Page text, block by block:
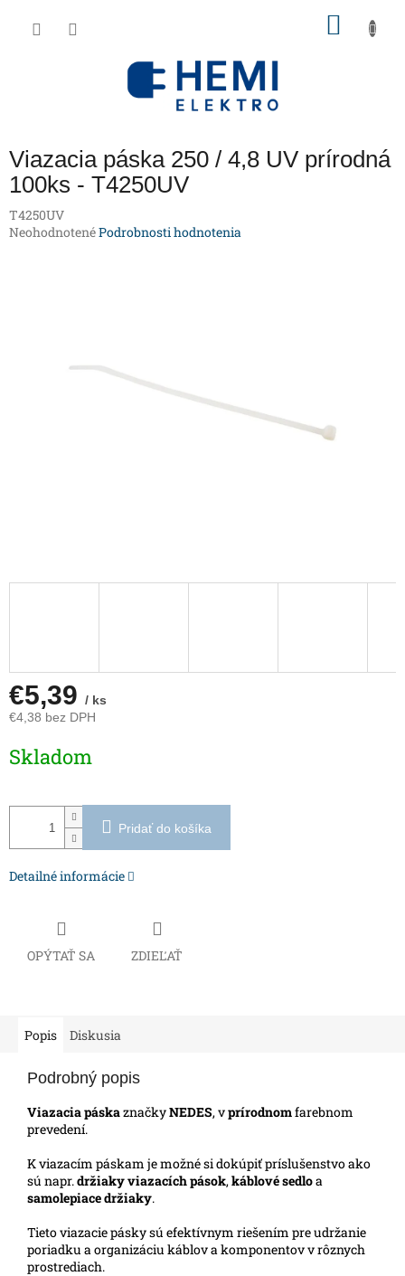
Viazacia páska 250 / 4,8 UV prírodná
100ks - T4250UV
T4250UV
Priemerné
NeohodnotenéPodrobnosti hodnotenia
€5,39 / ks
€4,38 bez DPH
cena:
Skladom
Pridať do košíka
Detailné informácie
OPÝTAŤ SA ZDIEĽAŤ
Popis Diskusia
Podrobný popis
Viazacia páskaznačkyNEDES, vprírodnomfarebnom
prevedení.
K viazacím páskam je možné si dokúpiť príslušenstvo ako
sú napr.držiaky viazacích pások,káblové sedloa
samolepiace držiaky.
Tieto viazacie pásky sú efektívnym riešením pre udržanie
poriadku a organizáciu káblov a komponentov v rôznych
prostrediach.